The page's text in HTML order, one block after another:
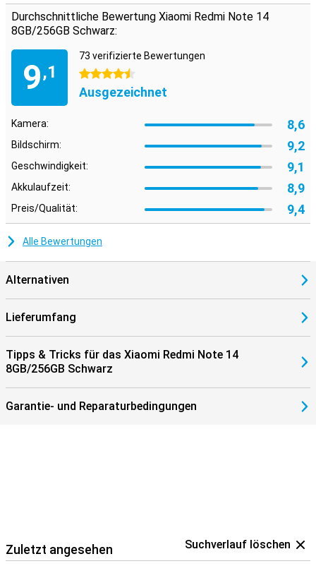
Durchschnittliche Bewertung Xiaomi Redmi Note 14
8GB/256GB Schwarz:
9,1
73 verifizierte Bewertungen
4.5 Sterne
Ausgezeichnet
Kamera: 8,6
Bildschirm: 9,2
Geschwindigkeit: 9,1
Akkulaufzeit: 8,9
Preis/Qualität: 9,4
Alle Bewertungen
Alternativen
Lieferumfang
Tipps & Tricks für das Xiaomi Redmi Note 14
8GB/256GB Schwarz
Garantie- und Reparaturbedingungen
Zuletzt angesehen Suchverlauf löschen